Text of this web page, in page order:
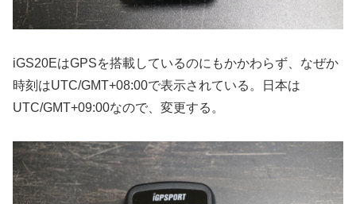
iGS20EはGPSを搭載しているのにもかかわらず、なぜか
時刻はUTC/GMT+08:00で表示されている。日本は
UTC/GMT+09:00なので、変更する。